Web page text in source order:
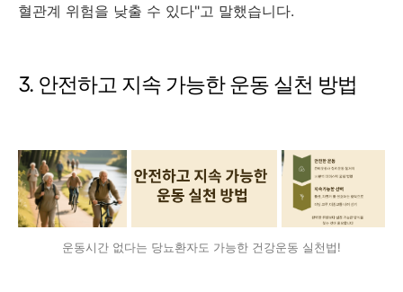
혈관계 위험을 낮출 수 있다"고 말했습니다.
3. 안전하고 지속 가능한 운동 실천 방법
운동시간 없다는 당뇨환자도 가능한 건강운동 실천법!